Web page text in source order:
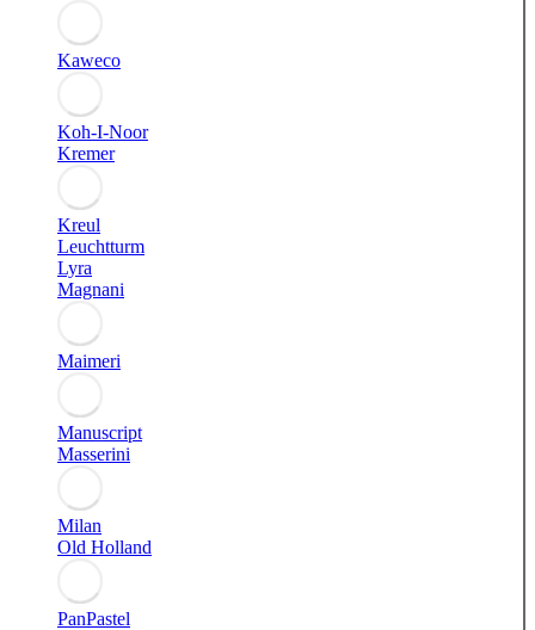
Kaweco
Koh-I-Noor
Kremer
Kreul
Leuchtturm
Lyra
Magnani
Maimeri
Manuscript
Masserini
Milan
Old Holland
PanPastel